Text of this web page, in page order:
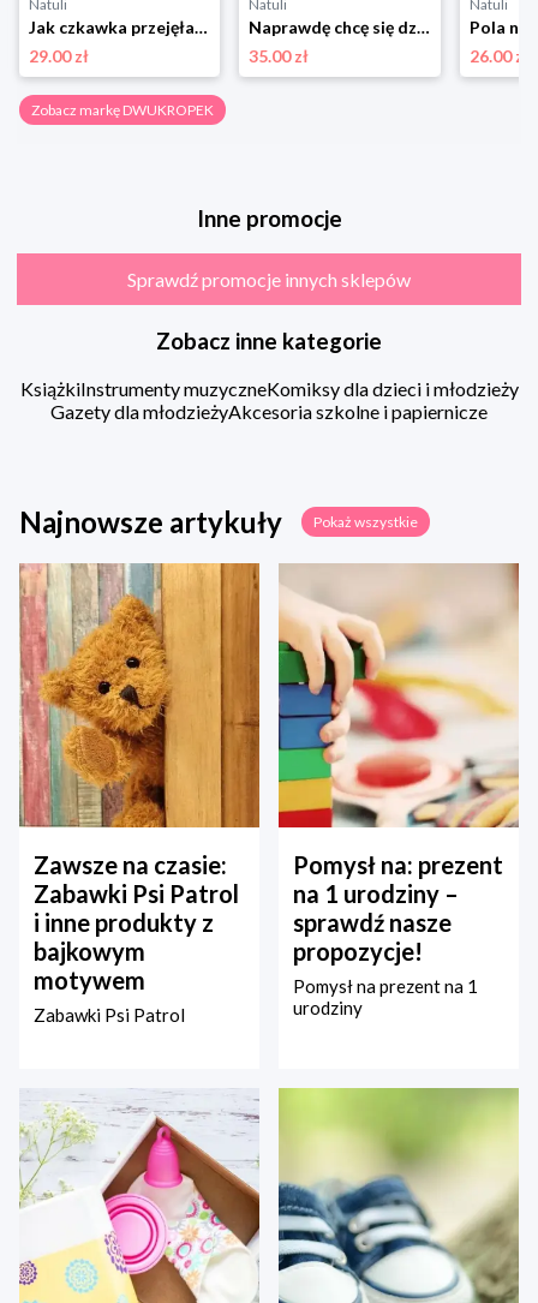
Natuli
Jak czkawka przejęła kontrolę. To Się Czyta Dwukropek
29.00 zł
Natuli
Naprawdę chcę się dzielić Dwukropek
35.00 zł
Natuli
26.00 zł
Zobacz markę DWUKROPEK
Inne promocje
Sprawdź promocje innych sklepów
Zobacz inne kategorie
KsiążkiInstrumenty muzyczneKomiksy dla dzieci i młodzieży
Gazety dla młodzieżyAkcesoria szkolne i papiernicze
Najnowsze artykuły Pokaż wszystkie
Zawsze na czasie:
Zabawki Psi Patrol
i inne produkty z
bajkowym
motywem
Zabawki Psi Patrol
Pomysł na: prezent
na 1 urodziny –
sprawdź nasze
propozycje!
Pomysł na prezent na 1
urodziny